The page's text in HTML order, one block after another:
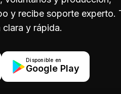
y recibe soporte experto.
clara y rápida.
Disponible en
Google Play